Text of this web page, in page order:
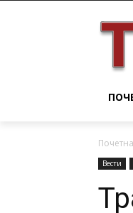
Почетна
Вести